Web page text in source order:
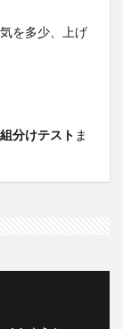
を多少、上げ
組分けテスト ま